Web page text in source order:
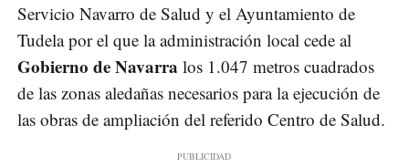
Servicio Navarro de Salud y el Ayuntamiento de
Tudela por el que la administración local cede al
Gobierno de Navarra los 1.047 metros cuadrados
de las zonas aledañas necesarios para la ejecución de
las obras de ampliación del referido Centro de Salud.